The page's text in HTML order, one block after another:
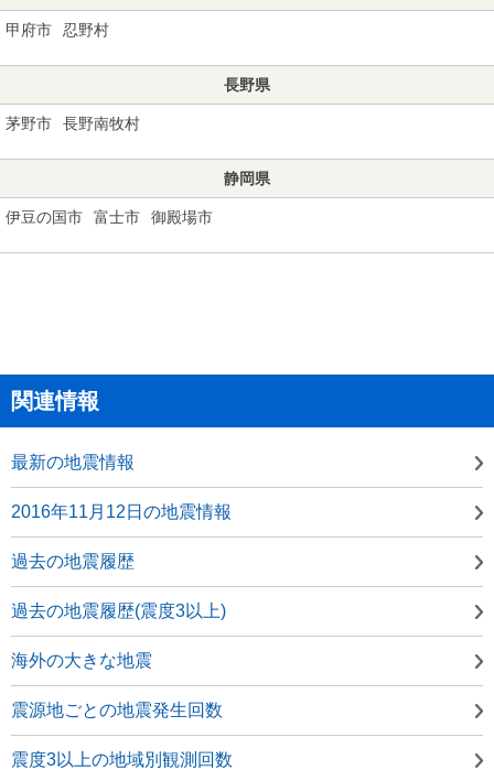
甲府市 忍野村
長野県
茅野市 長野南牧村
静岡県
伊豆の国市 富士市 御殿場市
関連情報
最新の地震情報
2016年11月12日の地震情報
過去の地震履歴
過去の地震履歴(震度3以上)
海外の大きな地震
震源地ごとの地震発生回数
震度3以上の地域別観測回数